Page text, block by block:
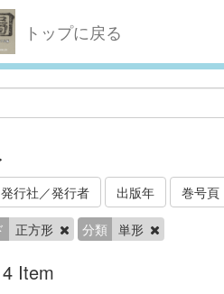
トップに戻る
発行社／発行者 出版年 巻号頁
正方形 分類 単形
Item